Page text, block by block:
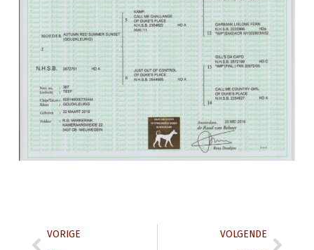
Prev
VORIGE VOLGENDE Next